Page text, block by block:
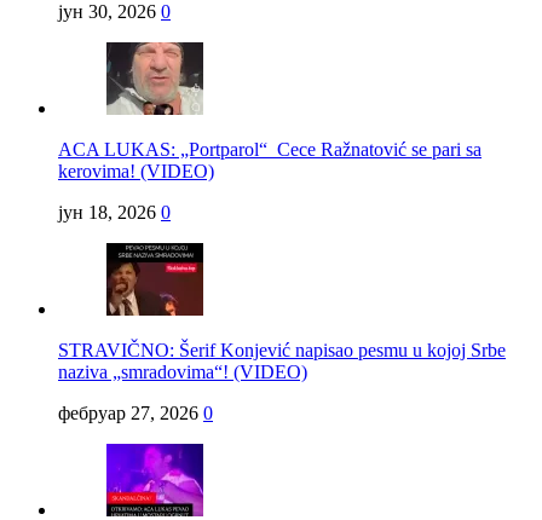
јун 30, 2026 0
ACA LUKAS: „Portparol“ Cece Ražnatović se pari sa
kerovima! (VIDEO)
јун 18, 2026 0
STRAVIČNO: Šerif Konjević napisao pesmu u kojoj Srbe
naziva „smradovima“! (VIDEO)
фебруар 27, 2026 0